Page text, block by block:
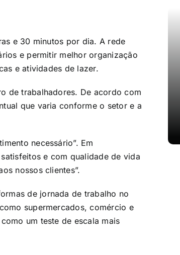
e 30 minutos por dia. A rede
e permitir melhor organização
e atividades de lazer.
de trabalhadores. De acordo com
que varia conforme o setor e a
necessário”. Em
e com qualidade de vida
nossos clientes”.
de jornada de trabalho no
supermercados, comércio e
um teste de escala mais